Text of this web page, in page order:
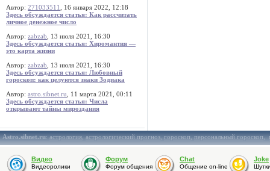
Автор: 271033511
, 16 января 2022, 12:18
Здесь обсуждается статья: Как рассчитать
личное денежное число
Автор: zabzab , 13 июля 2021, 16:30
Здесь обсуждается статья: Хиромантия —
это карта жизни
Автор: zabzab , 13 июля 2021, 16:30
Здесь обсуждается статья: Любовный
гороскоп: как целуются знаки Зодиака
Автор: astro.sibnet.ru , 11 марта 2021, 00:11
Здесь обсуждается статья: Числа
открывают тайны мироздания
Astro.sibnet.ru:астрология,астрологический прогноз,гороскоп,персональный гороскоп,
Видео
Видеоролики
Форум
Форум общения
Chat
Общение on-line
Joke